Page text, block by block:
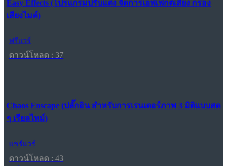
Easy Effects (โปรแกรมปรับแต่ง จัดการเอฟเฟกต์เสียง กรอง
เสียงไมค์)
ฟรีแวร์
ดาวน์โหลด : 37
Chaos Enscape (ปลั๊กอิน สำหรับการเรนเดอร์ภาพ 3 มิติแบบสด
ๆ เรียลไทม์)
แชร์แวร์
ดาวน์โหลด : 43